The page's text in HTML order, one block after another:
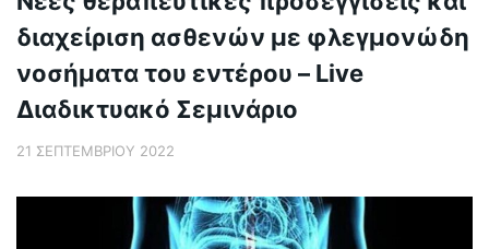
Σώμα & Υγεία
Γυναίκα
Παιδί
Άνδρας
διαχείριση ασθενών με φλεγμονώδη
νοσήματα του εντέρου – Live
Διαδικτυακό Σεμινάριο
21 ΣΕΠΤΕΜΒΡΊΟΥ 2022